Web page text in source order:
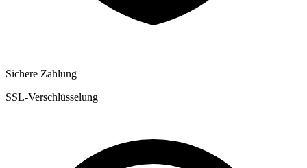
Sichere Zahlung
SSL-Verschlüsselung